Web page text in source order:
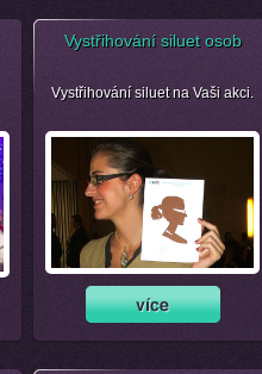
Vystřihování siluet osob
Vystřihování siluet na Vaši akci.